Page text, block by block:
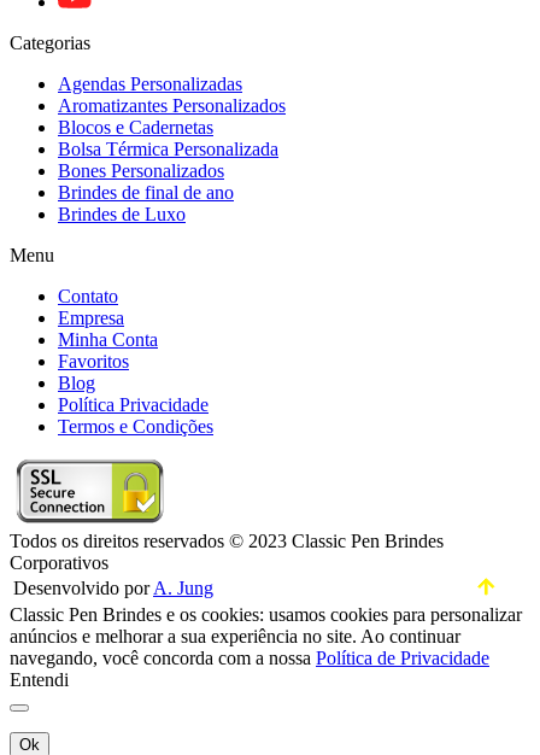
Categorias
Agendas Personalizadas
Aromatizantes Personalizados
Blocos e Cadernetas
Bolsa Térmica Personalizada
Bones Personalizados
Brindes de final de ano
Brindes de Luxo
Menu
Contato
Empresa
Minha Conta
Favoritos
Blog
Política Privacidade
Termos e Condições
Todos os direitos reservados © 2023 Classic Pen Brindes
Corporativos
Desenvolvido porA. Jung
Classic Pen Brindes e os cookies: usamos cookies para personalizar
anúncios e melhorar a sua experiência no site. Ao continuar
navegando, você concorda com a nossa Política de Privacidade
Entendi
Ok